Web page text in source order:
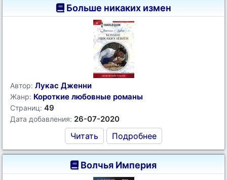
Больше никаких измен
Автор: Лукас Дженни
Жанр: Короткие любовные романы
Страниц: 49
Дата добавления: 26-07-2020
Читать Подробнее
Волчья Империя